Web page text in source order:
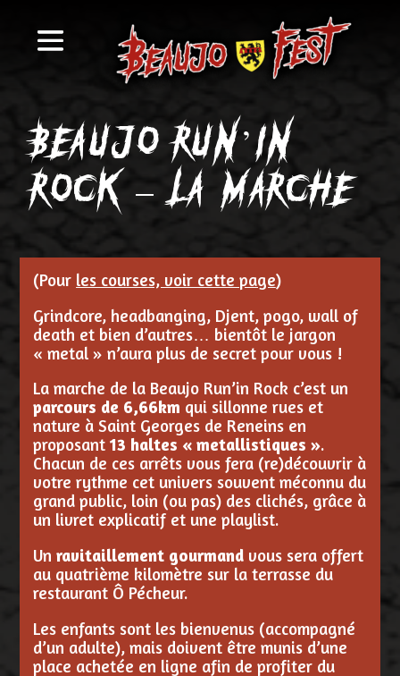
Beaujo Run’in
Rock – La Marche
(Pour les courses, voir cette page)
Grindcore, headbanging, Djent, pogo, wall of
death et bien d’autres… bientôt le jargon
« metal » n’aura plus de secret pour vous !
La marche de la Beaujo Run’in Rock c’est un
parcours de 6,66km qui sillonne rues et
nature à Saint Georges de Reneins en
proposant13 haltes « metallistiques ».
Chacun de ces arrêts vous fera (re)découvrir à
votre rythme cet univers souvent méconnu du
grand public, loin (ou pas) des clichés, grâce à
un livret explicatif et une playlist.
Unravitaillement gourmand vous sera offert
au quatrième kilomètre sur la terrasse du
restaurant Ô Pécheur.
Les enfants sont les bienvenus (accompagné
d’un adulte), mais doivent être munis d’une
place achetée en ligne afin de profiter du